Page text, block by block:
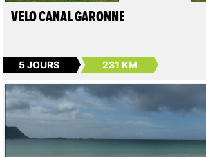
VELO CANAL GARONNE
5 JOURS 231 KM